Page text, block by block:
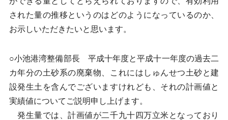
された量の推移というのはどのようになっているのか、
お示しいただきたいと思います。
○小池港湾整備部長 平成十年度と平成十一年度の過去二
カ年分の土砂系の廃棄物、これにはしゅんせつ土砂と建
設発生土を含んでございますけれども、それの計画値と
実績値についてご説明申し上げます。
発生量では、計画値が二千九十四万立米となっており